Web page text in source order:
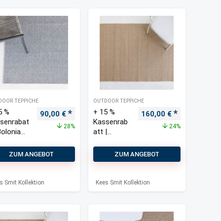
war: 125,00 €
ist: 90,00 €.
TEPPICHE
%
cm
Ursprünglicher Preis war: 125,00 €
90,00 € Aktueller Preis ist: 90,00 €.
28%
ZUM ANGEBOT
Smit Kollektion
OUTDOOR TEPPICHE
+ 15 %
Kassenrab
att |
Outdoor
Teppich
cm
Ursprünglicher Preis
160,00 € Aktueller
24%
ZUM ANGEBOT
Kees Smit Kollektion